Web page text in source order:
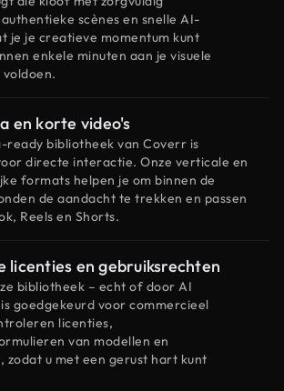
scènes en snelle AI-
je je creatieve momentum kunt
enkele minuten aan je visuele
en korte video's
ready bibliotheek van Coverr is
directe interactie. Onze verticale en
formats helpen je om binnen de
de aandacht te trekken en passen
Reels en Shorts.
licenties en gebruiksrechten
bibliotheek – echt of door AI
goedgekeurd voor commercieel
licenties,
van modellen en
zodat u met een gerust hart kunt